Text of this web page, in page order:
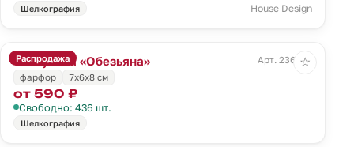
Шелкография House Design
Распродажа
Статуэтка «Обезьяна»
Арт. 236167
фарфор
7х6х8 см
от 590 ₽
Свободно: 436 шт.
Шелкография
☆